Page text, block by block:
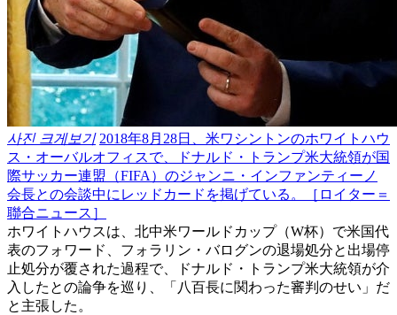
사진 크게보기 2018年8月28日、米ワシントンのホワイトハウ
ス・オーバルオフィスで、ドナルド・トランプ米大統領が国
際サッカー連盟（FIFA）のジャンニ・インファンティーノ
会長との会談中にレッドカードを掲げている。［ロイター＝
聯合ニュース］
ホワイトハウスは、北中米ワールドカップ（W杯）で米国代
表のフォワード、フォラリン・バログンの退場処分と出場停
止処分が覆された過程で、ドナルド・トランプ米大統領が介
入したとの論争を巡り、「八百長に関わった審判のせい」だ
と主張した。